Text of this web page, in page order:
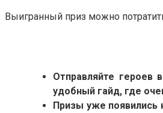
Выигранный приз можно
Отправляйте героев
удобный гайд, где
Призы уже появились